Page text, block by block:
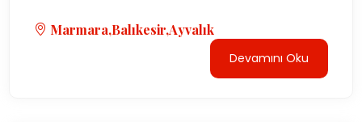
Marmara,Balıkesir,Ayvalık
Devamını Oku